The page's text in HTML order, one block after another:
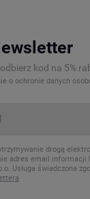
kod na 5%
o ochronie danych
drogą
adres email informacji
Usługa świadczona